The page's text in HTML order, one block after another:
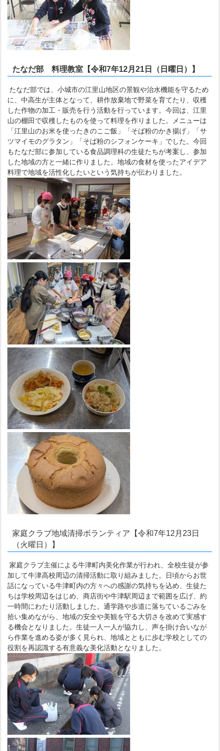
たなだ部 料理教室【令和7年12月21日（日曜日）】
たなだ部では、小城市の江里山地区の景観や治水機能を守るため
に、中高生が主体となって、耕作放棄地で野菜を育てたり、収穫
した作物の加工・販売を行う活動を行っています。今回は、江里
山の棚田で収穫したものを使って料理を作りました。メニューは
「江里山のお米を使ったきのこご飯」「そば粉のかき揚げ」「サ
ツマイモのグラタン」「そば粉のシフォンケーキ」でした。今回
もたなだ部に参加している食品調理科の生徒たちが考案し、参加
した地域の方と一緒に作りました。地域の食材を使ったアイデア
料理で地域を活性化したいという気持ちが伝わりました。
家庭クラブ地域清掃ボランティア【令和7年12月23日
（火曜日）】
家庭クラブ主催による牛津町内美化作業が行われ、全校生徒が参
加して牛津高校周辺の清掃活動に取り組みました。日頃からお世
話になっている牛津町内の方々への感謝の気持ちを込め、生徒た
ちは学校周辺をはじめ、商店街や牛津駅周辺まで範囲を広げ、約
一時間にわたり活動しました。通学路や歩道に落ちているごみを
拾い集めながら、地域の安全や美観を守る大切さを改めて実感す
る機会となりました。生徒一人一人が協力し、声を掛け合いなが
ら作業を進める姿が多く見られ、地域とともに歩む学校としての
役割を再認識する有意義な美化活動となりました。